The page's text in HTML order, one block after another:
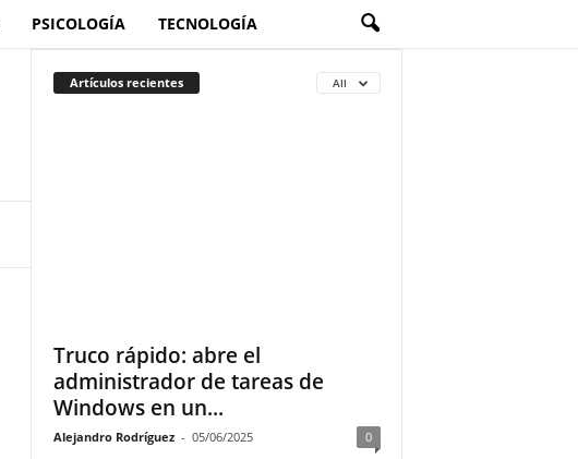
PSICOLOGÍA TECNOLOGÍA
Artículos recientes All
Truco rápido: abre el
administrador de tareas de
Windows en un...
Alejandro Rodríguez - 05/06/2025 0